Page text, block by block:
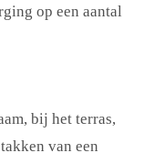
op een aantal
bij het terras,
van een